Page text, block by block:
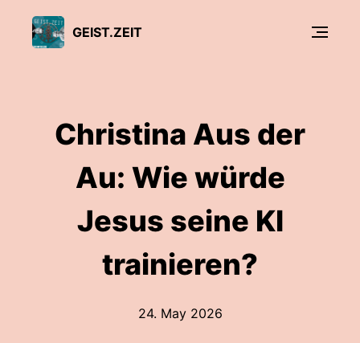
GEIST.ZEIT
Christina Aus der
Au: Wie würde
Jesus seine KI
trainieren?
24. May 2026